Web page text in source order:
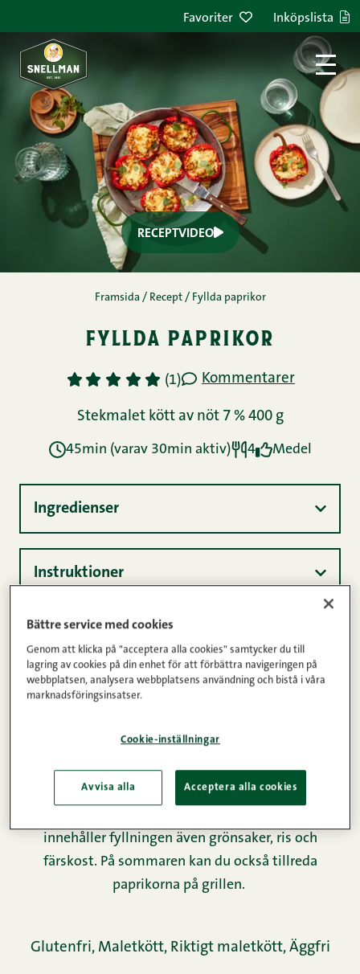
Favoriter Inköpslista
fyllda paprikor
1 2 3 4 5 (1) Kommentarer
Stekmalet kött av nöt 7 % 400 g
45min (varav 30min aktiv) 4 Medel
Ingredienser
Instruktioner
Fyllda paprikor skapar en härlig variation i
vardagen och går enkelt att ändra och förändra
enligt tycke och smak, genom att variera
sötma då de gräddas först, innan fyllningen med
läckert malet kött läggs i. Förutom malet kött
färskost. På sommaren kan du också tillreda
paprikorna på grillen.
Glutenfri,
Sommar
Vardagsmat
fixa receptet steg för steg
Bättre service med cookies
Genom att klicka på "acceptera alla cookies" samtycker du till
lagring av cookies på din enhet för att förbättra navigeringen på
webbplatsen, analysera webbplatsens användning och bistå i våra
marknadsföringsinsatser.
Cookie-inställningar
Avvisa alla Acceptera alla cookies